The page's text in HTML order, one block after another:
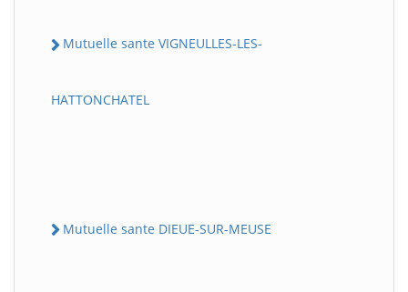
Mutuelle sante VIGNEULLES-LES-
HATTONCHATEL
Mutuelle sante DIEUE-SUR-MEUSE